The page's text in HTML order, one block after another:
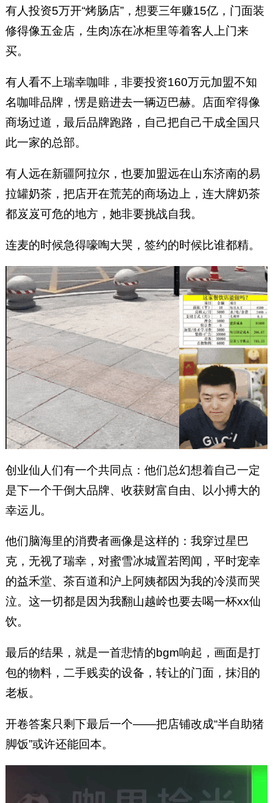
有人投资5万开“烤肠店”，想要三年赚15亿，门面装
修得像五金店，生肉冻在冰柜里等着客人上门来
买。
有人看不上瑞幸咖啡，非要投资160万元加盟不知
名咖啡品牌，愣是赔进去一辆迈巴赫。店面窄得像
商场过道，最后品牌跑路，自己把自己干成全国只
此一家的总部。
有人远在新疆阿拉尔，也要加盟远在山东济南的易
拉罐奶茶，把店开在荒芜的商场边上，连大牌奶茶
都岌岌可危的地方，她非要挑战自我。
连麦的时候急得嚎啕大哭，签约的时候比谁都精。
创业仙人们有一个共同点：他们总幻想着自己一定
是下一个干倒大品牌、收获财富自由、以小搏大的
幸运儿。
他们脑海里的消费者画像是这样的：我穿过星巴
克，无视了瑞幸，对蜜雪冰城置若罔闻，平时宠幸
的益禾堂、茶百道和沪上阿姨都因为我的冷漠而哭
泣。这一切都是因为我翻山越岭也要去喝一杯xx仙
饮。
最后的结果，就是一首悲情的bgm响起，画面是打
包的物料，二手贱卖的设备，转让的门面，抹泪的
老板。
开卷答案只剩下最后一个——把店铺改成“半自助猪
脚饭”或许还能回本。